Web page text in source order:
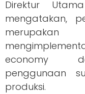
Direktur
mengatakan,
economy
penggunaan
produksi.